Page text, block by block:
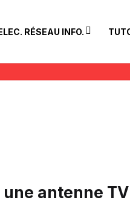
RÉSEAU INFO.
antenne TV